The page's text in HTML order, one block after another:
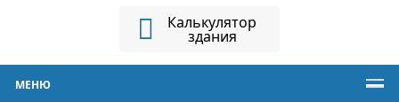
Калькулятор
здания
МЕНЮ